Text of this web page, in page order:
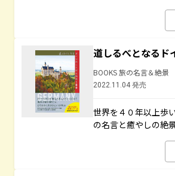
道しるべとなるド
BOOKS 旅の名言＆絶景
2022.11.04 発売
世界を４０年以上歩
の名言と癒やしの絶